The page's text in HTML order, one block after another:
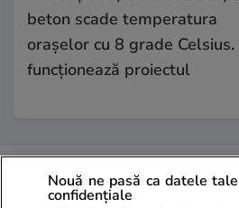
beton scade temperatura
orașelor cu 8 grade Celsius.
funcționează proiectul
Nouă ne pasă ca datele
confidențiale